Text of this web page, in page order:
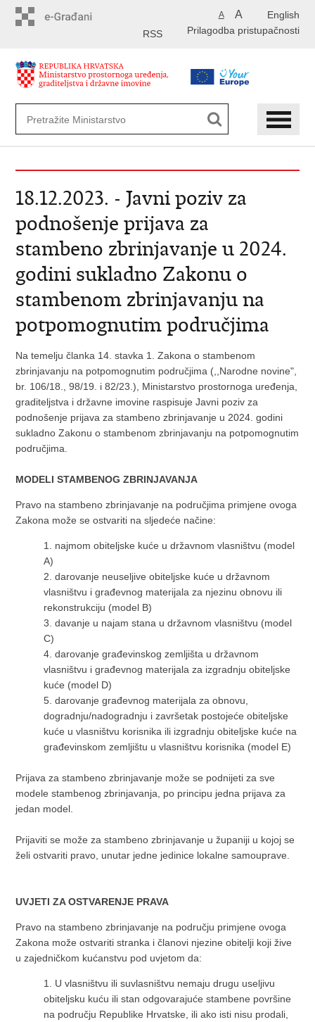
English
A A
Prilagodba pristupačnosti
RSS
18.12.2023. - Javni poziv za
podnošenje prijava za
stambeno zbrinjavanje u 2024.
godini sukladno Zakonu o
stambenom zbrinjavanju na
potpomognutim područjima
Na temelju članka 14. stavka 1. Zakona o stambenom
zbrinjavanju na potpomognutim područjima (,,Narodne novine",
br. 106/18., 98/19. i 82/23.), Ministarstvo prostornoga uređenja,
graditeljstva i državne imovine raspisuje Javni poziv za
podnošenje prijava za stambeno zbrinjavanje u 2024. godini
sukladno Zakonu o stambenom zbrinjavanju na potpomognutim
područjima.
MODELI STAMBENOG ZBRINJAVANJA
Pravo na stambeno zbrinjavanje na područjima primjene ovoga
Zakona može se ostvariti na sljedeće načine:
1.
najmom obiteljske kuće u državnom vlasništvu (model
A)
2. darovanje neuseljive obiteljske kuće u državnom
vlasništvu i građevnog materijala za njezinu obnovu ili
rekonstrukciju (model B)
3. davanje u najam stana u državnom vlasništvu (model
C)
4. darovanje građevinskog zemljišta u državnom
vlasništvu i građevnog materijala za izgradnju obiteljske
kuće (model D)
5. darovanje građevnog materijala za obnovu,
dogradnju/nadogradnju i završetak postojeće obiteljske
kuće u vlasništvu korisnika ili izgradnju obiteljske kuće na
građevinskom zemljištu u vlasništvu korisnika (model E)
Prijava za stambeno zbrinjavanje može se podnijeti za sve
modele stambenog zbrinjavanja, po principu jedna prijava za
jedan model.
Prijaviti se može za stambeno zbrinjavanje u županiji u kojoj se
želi ostvariti pravo, unutar jedne jedinice lokalne samouprave.
UVJETI ZA OSTVARENJE PRAVA
Pravo na stambeno zbrinjavanje na području primjene ovoga
Zakona može ostvariti stranka i članovi njezine obitelji koji žive
u zajedničkom kućanstvu pod uvjetom da:
1.
U vlasništvu ili suvlasništvu nemaju drugu useljivu
obiteljsku kuću ili stan odgovarajuće stambene površine
na području Republike Hrvatske, ili ako isti nisu prodali,